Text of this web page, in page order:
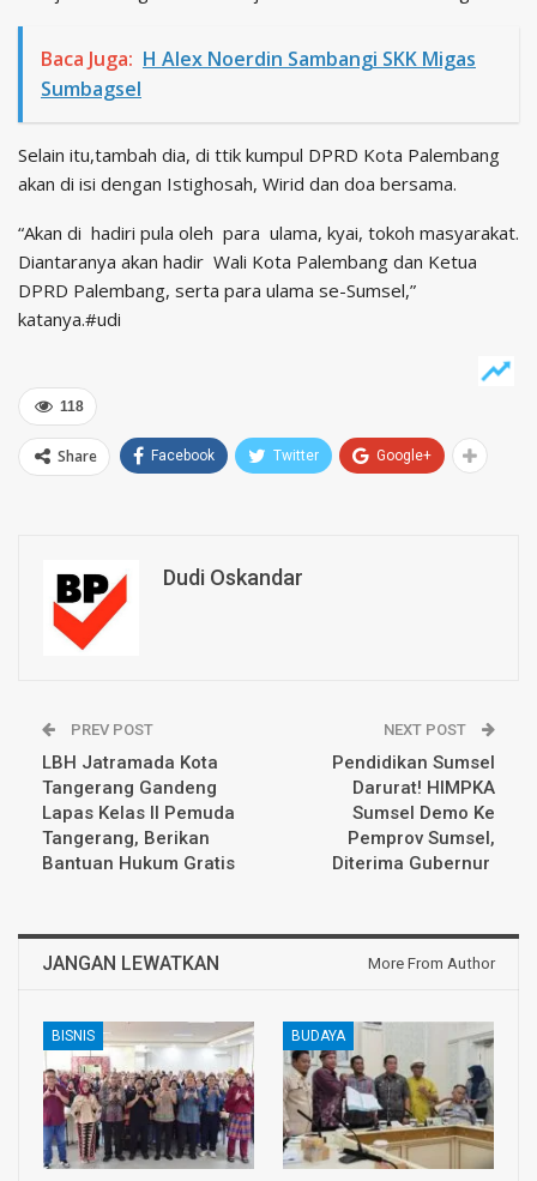
Baca Juga: H Alex Noerdin Sambangi SKK Migas
Sumbagsel
Selain itu,tambah dia, di ttik kumpul DPRD Kota Palembang
akan di isi dengan Istighosah, Wirid dan doa bersama.
“Akan di hadiri pula oleh para ulama, kyai, tokoh masyarakat.
Diantaranya akan hadir Wali Kota Palembang dan Ketua
DPRD Palembang, serta para ulama se-Sumsel,”
katanya.#udi
118
Share Facebook Twitter Google+
Dudi Oskandar
PREV POST
LBH Jatramada Kota
Tangerang Gandeng
Lapas Kelas II Pemuda
Tangerang, Berikan
Bantuan Hukum Gratis
NEXT POST
Pendidikan Sumsel
Darurat! HIMPKA
Sumsel Demo Ke
Pemprov Sumsel,
Diterima Gubernur
JANGAN LEWATKAN More From Author
BISNIS BUDAYA